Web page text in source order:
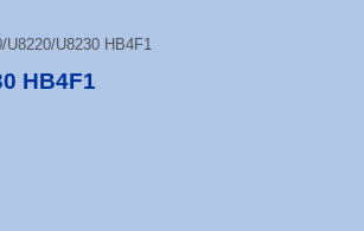
U8220/U8230 HB4F1
HB4F1